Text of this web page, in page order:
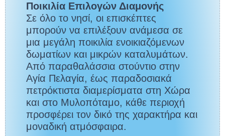
Ποικιλία Επιλογών Διαμονής
Σε όλο το νησί, οι επισκέπτες
μπορούν να επιλέξουν ανάμεσα σε
μια μεγάλη ποικιλία ενοικιαζόμενων
δωματίων και μικρών καταλυμάτων.
Από παραθαλάσσια στούντιο στην
Αγία Πελαγία, έως παραδοσιακά
πετρόκτιστα διαμερίσματα στη Χώρα
και στο Μυλοπόταμο, κάθε περιοχή
προσφέρει τον δικό της χαρακτήρα και
μοναδική ατμόσφαιρα.